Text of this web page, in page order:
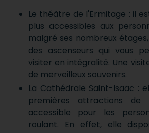
Le théâtre de l'Ermitage : il
plus accessibles aux
malgré ses nombreux
des ascenseurs qui vous
visiter en intégralité. Une
de merveilleux souvenirs.
La Cathédrale Saint-Isaac :
premières attractions
accessible pour les
roulant. En effet, elle